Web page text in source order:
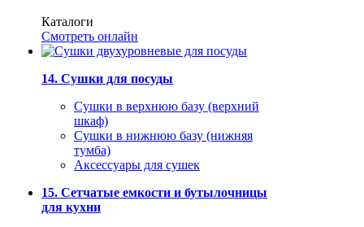
Каталоги
Смотреть онлайн
14. Сушки для посуды
Сушки в верхнюю базу (верхний
шкаф)
Сушки в нижнюю базу (нижняя
тумба)
Аксессуары для сушек
15. Сетчатые емкости и бутылочницы
для кухни